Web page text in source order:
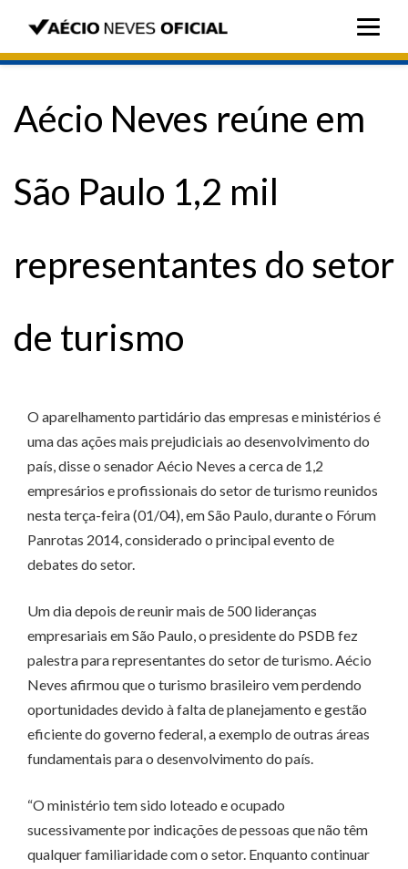
Aécio Neves reúne em
São Paulo 1,2 mil
representantes do setor
de turismo
O aparelhamento partidário das empresas e ministérios é
uma das ações mais prejudiciais ao desenvolvimento do
país, disse o senador Aécio Neves a cerca de 1,2
empresários e profissionais do setor de turismo reunidos
nesta terça-feira (01/04), em São Paulo, durante o Fórum
Panrotas 2014, considerado o principal evento de
debates do setor.
Um dia depois de reunir mais de 500 lideranças
empresariais em São Paulo, o presidente do PSDB fez
palestra para representantes do setor de turismo. Aécio
Neves afirmou que o turismo brasileiro vem perdendo
oportunidades devido à falta de planejamento e gestão
eficiente do governo federal, a exemplo de outras áreas
fundamentais para o desenvolvimento do país.
“O ministério tem sido loteado e ocupado
sucessivamente por indicações de pessoas que não têm
qualquer familiaridade com o setor. Enquanto continuar